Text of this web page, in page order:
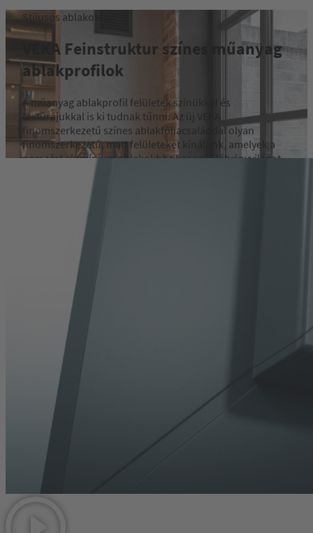
Stílusos ablakokhoz
VEKA Feinstruktur színes műanyag
ablakprofilok
A műanyag ablakprofil felületek színükkel és
textúrájukkal is ki tudnak tűnni. Az új VEKA
finomszerkezetű színes ablakfóliacsaláddal olyan
finomszerkezetű, matt felületeket kínálunk, amelyek a
porszórt alumínium ablakokhoz hasonló látványvilágot
A VEKA Feinstruktur felületek kiválóan illeszkednek a
modern építészeti stílusokhoz, és kiválóan
reprezentálják a legújabb színes nyílászáró trendeket -
ezért is számítanak népszerű választásnak.